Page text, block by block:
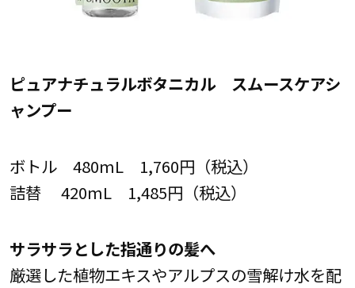
ピュアナチュラルボタニカル スムースケアシ
ャンプー
ボトル 480mL 1,760円（税込）
詰替 420mL 1,485円（税込）
サラサラとした指通りの髪へ
厳選した植物エキスやアルプスの雪解け水を配